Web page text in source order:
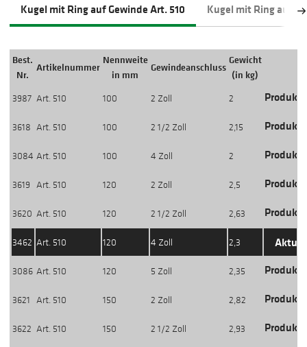
Kugel mit Ring auf Gewinde Art. 510 Kugel mit Ring auf
Best.
Nr.
Artikelnummer
Nennweite
in mm
Gewindeanschluss
Gewicht
(in kg)
3987 Art. 510 100 2 Zoll 2
3618 Art. 510 100 2 1/2 Zoll 2,15
3084 Art. 510 100 4 Zoll 2
3619 Art. 510 120 2 Zoll 2,5
3620 Art. 510 120 2 1/2 Zoll 2,63
3462 Art. 510 120 4 Zoll 2,3
3086 Art. 510 120 5 Zoll 2,35
3621 Art. 510 150 2 Zoll 2,82
3622 Art. 510 150 2 1/2 Zoll 2,93